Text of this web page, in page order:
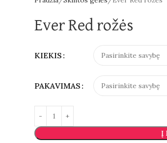
Ever Red rožės
KIEKIS
PAKAVIMAS
Į